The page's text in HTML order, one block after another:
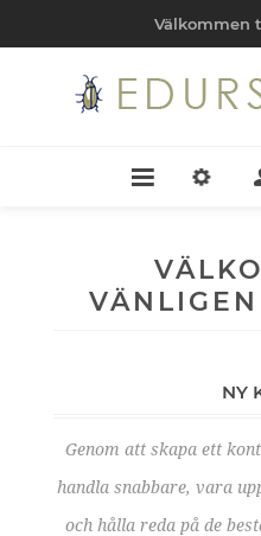
Välkommen
NY
Genom att skapa ett
handla snabbare, vara
och hålla reda på de